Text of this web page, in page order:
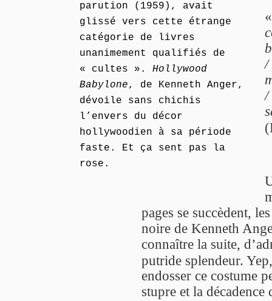
parution (1959), avait
glissé vers cette étrange
catégorie de livres
unanimement qualifiés de
« cultes ». Hollywood
Babylone, de Kenneth Anger,
dévoile sans chichis
l’envers du décor
hollywoodien à sa période
faste. Et ça sent pas la
rose.
/
/
pages se succèdent,
noire de Kenneth
connaître la suite,
putride splendeur.
endosser ce costume
stupre et la